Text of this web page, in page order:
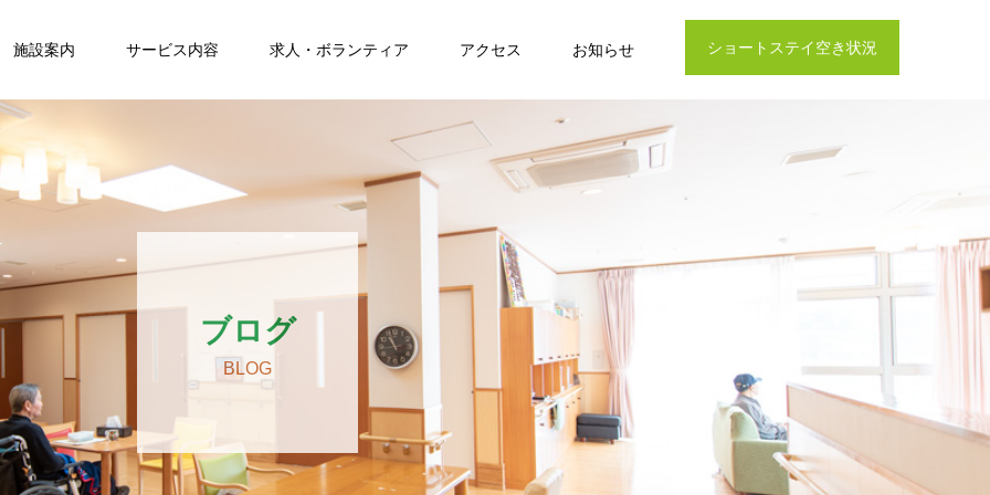
ショートステイ空き状況
施設案内 サービス内容 求人・ボランティア アクセス お知らせ
ブログ
BLOG